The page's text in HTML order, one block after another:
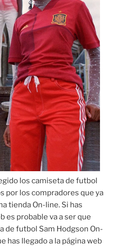
los camiseta de futbol
por los compradores que ya
tienda On-line. Si has
es probable va a ser que
de futbol Sam Hodgson On-
has llegado a la página web